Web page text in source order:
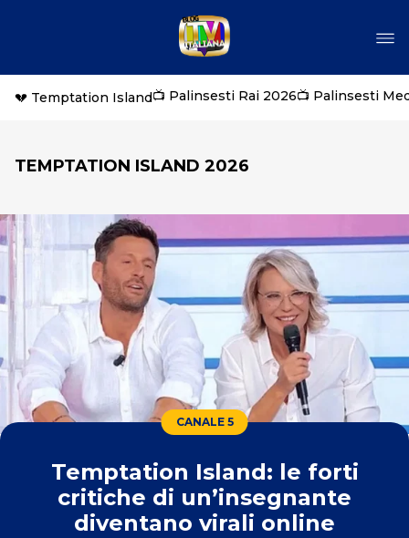
💔 Temptation Island📺 Palinsesti Rai 2026📺 Palinsesti
TEMPTATION ISLAND 2026
CANALE 5
Temptation Island: le forti
critiche di un’insegnante
diventano virali online